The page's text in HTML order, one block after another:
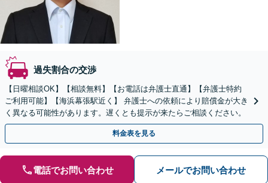
過失割合の交渉
【日曜相談OK】【相談無料】【お電話は弁護士直通】【弁護士特約
ご利用可能】【海浜幕張駅近く】 弁護士への依頼により賠償金が大き
く異なる可能性があります。遅くとも提示が来たらご相談ください。
料金表を見る
電話でお問い合わせ メールでお問い合わせ